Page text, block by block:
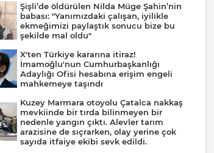
Şişli’de öldürülen Nilda Müge Şahin’nin
babası: "Yanımızdaki çalışan, iyilikle
ekmeğimizi paylaştık sonucu bize bu
şekilde mal oldu"
X'ten Türkiye kararına itiraz!
İmamoğlu'nun Cumhurbaşkanlığı
Adaylığı Ofisi hesabına erişim engeli
mahkemeye taşındı
Kuzey Marmara otoyolu Çatalca nakkaş
mevkiinde bir tırda bilinmeyen bir
nedenle yangın çıktı. Alevler tarım
arazisine de sıçrarken, olay yerine çok
sayıda itfaiye ekibi sevk edildi.